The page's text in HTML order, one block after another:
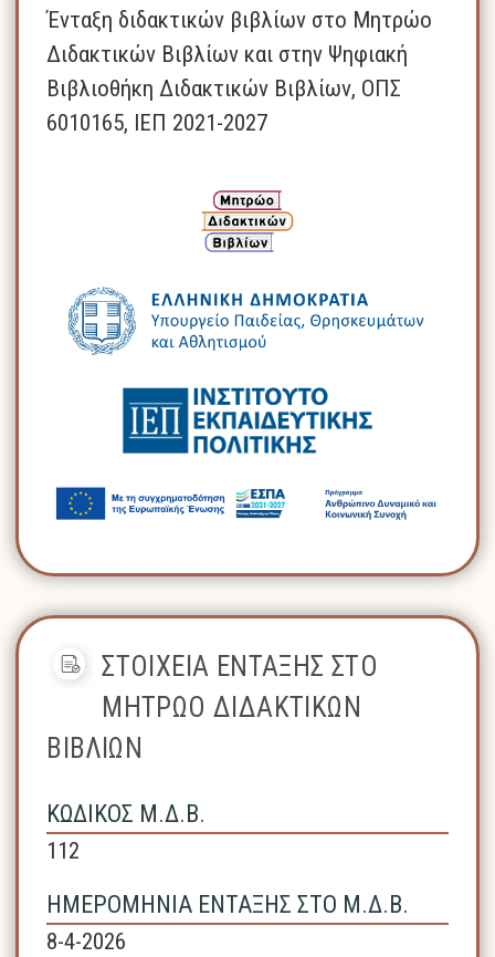
Ένταξη διδακτικών βιβλίων στο Μητρώο
Διδακτικών Βιβλίων και στην Ψηφιακή
Βιβλιοθήκη Διδακτικών Βιβλίων, ΟΠΣ
6010165, ΙΕΠ 2021-2027
ΣΤΟΙΧΕΙΑ ΕΝΤΑΞΗΣ ΣΤΟ
ΜΗΤΡΩΟ ΔΙΔΑΚΤΙΚΩΝ
ΒΙΒΛΙΩΝ
ΚΩΔΙΚΟΣ Μ.Δ.Β.
112
ΗΜΕΡΟΜΗΝΙΑ ΕΝΤΑΞΗΣ ΣΤΟ Μ.Δ.Β.
8-4-2026